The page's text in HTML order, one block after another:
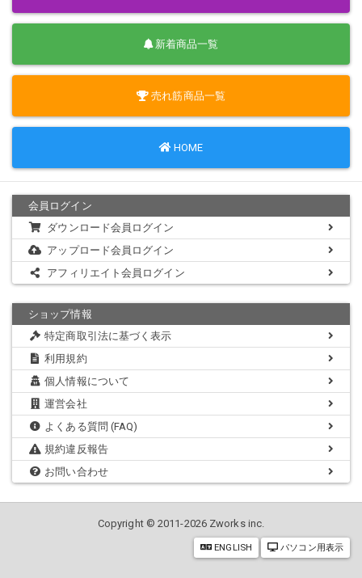
した笑
その日は足早に自宅へ戻る！
が！
普通に白パンティ履いてた。。
もはや撮影が日常になってしまった感のある検証4日目。。
もう噂は噂でしかなかったと諦めていました。
普通に仕事を終え、帰宅。
この普通のパンチラ動画群をどう販売しようかと頭を抱えていた
新着商品一覧
売れ筋商品一覧
HOME
会員ログイン
ダウンロード会員ログイン
アップロード会員ログイン
アフィリエイト会員ログイン
ショップ情報
特定商取引法に基づく表示
利用規約
個人情報について
運営会社
よくある質問 (FAQ)
規約違反報告
お問い合わせ
Copyright © 2011-2026 Zworks inc.
ENGLISH パソコン用表示